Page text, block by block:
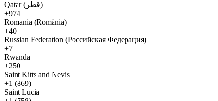
Qatar (قطر)
+974
Romania (România)
+40
Russian Federation (Российская Федерация)
+7
Rwanda
+250
Saint Kitts and Nevis
+1 (869)
Saint Lucia